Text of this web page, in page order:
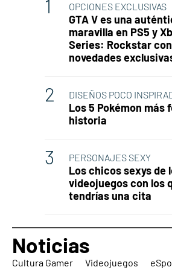
OPCIONES EXCLUSIVAS
GTA V es una
maravilla en PS5 y
Series: Rockstar
novedades
DISEÑOS POCO
Los 5 Pokémon más
historia
PERSONAJES SEXY
Los chicos sexys de
videojuegos con los
tendrías una cita
Noticias
Cultura Gamer Videojuegos